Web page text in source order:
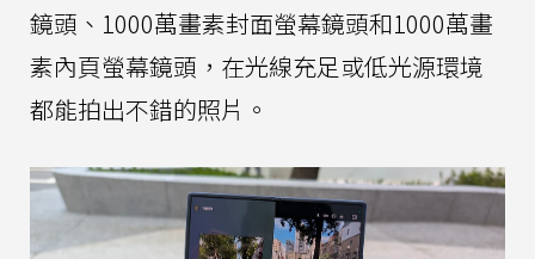
鏡頭、1000萬畫素封面螢幕鏡頭和1000萬畫
素內頁螢幕鏡頭，在光線充足或低光源環境
都能拍出不錯的照片。